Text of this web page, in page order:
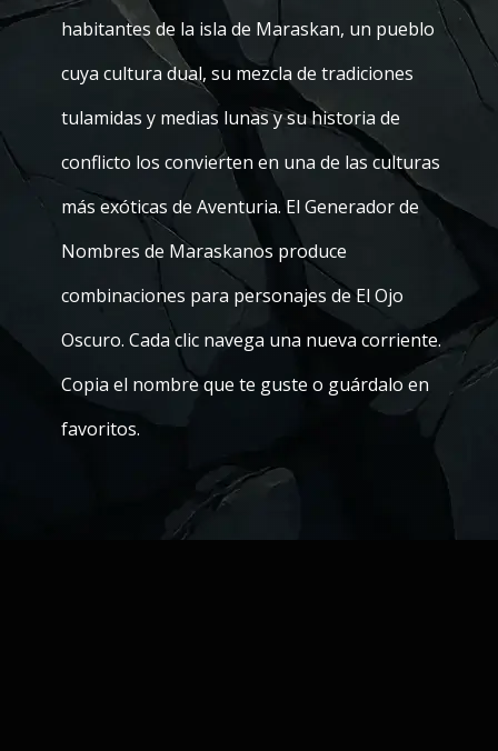
habitantes de la isla de Maraskan, un pueblo
cuya cultura dual, su mezcla de tradiciones
tulamidas y medias lunas y su historia de
conflicto los convierten en una de las culturas
más exóticas de Aventuria. El Generador de
Nombres de Maraskanos produce
combinaciones para personajes de El Ojo
Oscuro. Cada clic navega una nueva corriente.
Copia el nombre que te guste o guárdalo en
favoritos.